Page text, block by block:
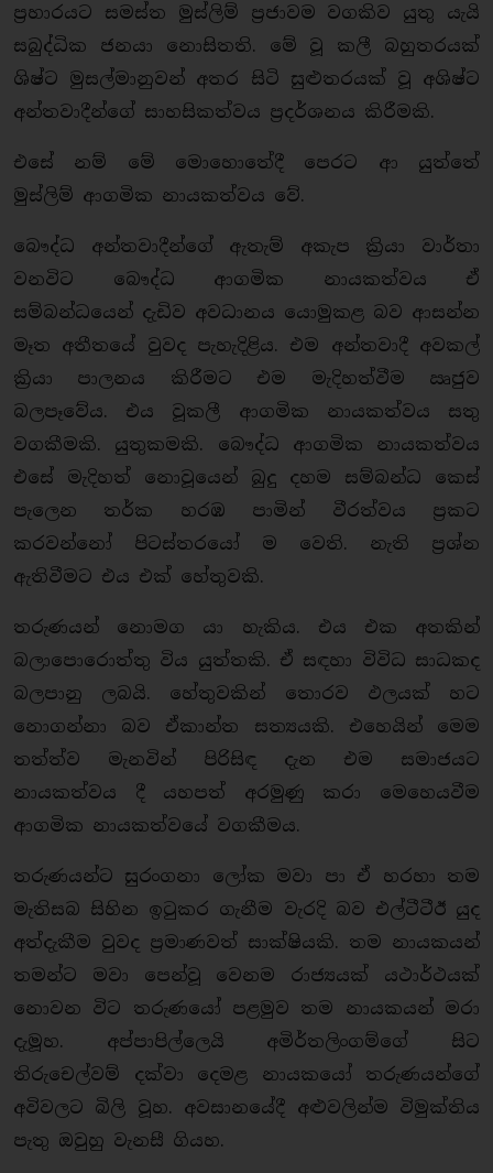
ප්‍රහාරයට සමස්ත මුස්ලිම් ප්‍රජාවම වගකිව යුතු යැයි
සබුද්ධික ජනයා නොසිතති. මේ වූ කලී බහුතරයක්
ශිෂ්ට මුසල්මානුවන් අතර සිටි සුළුතරයක් වූ අශිෂ්ට
අන්තවාදීන්ගේ සාහසිකත්වය ප්‍රදර්ශනය කිරීමකි.
එසේ නම් මේ මොහොතේදී පෙරට ආ යුත්තේ
මුස්ලිම් ආගමික නායකත්වය වේ.
බෞද්ධ අන්තවාදීන්ගේ ඇතැම් අකැප ක්‍රියා වාර්තා
වනවිට බෞද්ධ ආගමික නායකත්වය ඒ
සම්බන්ධයෙන් දැඩිව අවධානය යොමුකළ බව ආසන්න
මෑත අතීතයේ වුවද පැහැදිළිය. එම අන්තවාදී අවකල්
ක්‍රියා පාලනය කිරීමට එම මැදිහත්වීම ඍජුව
බලපෑවේය. එය වූකලී ආගමික නායකත්වය සතු
වගකීමකි. යුතුකමකි. බෞද්ධ ආගමික නායකත්වය
එසේ මැදිහත් නොවූයෙන් බුදු දහම සම්බන්ධ කෙස්
පැලෙන තර්ක හරඹ පාමින් වීරත්වය ප්‍රකට
කරවන්නෝ පිටස්තරයෝ ම වෙති. නැති ප්‍රශ්න
ඇතිවීමට එය එක් හේතුවකි.
තරුණයන් නොමග යා හැකිය. එය එක අතකින්
බලාපොරොත්තු විය යුත්තකි. ඒ සඳහා විවිධ සාධකද
බලපානු ලබයි. හේතුවකින් තොරව ඵලයක් හට
නොගන්නා බව ඒකාන්ත සත්‍යයකි. එහෙයින් මෙම
තත්ත්ව මැනවින් පිරිසිඳ දැන එම සමාජයට
නායකත්වය දී යහපත් අරමුණු කරා මෙහෙයවීම
ආගමික නායකත්වයේ වගකීමය.
තරුණයන්ට සුරංගනා ලෝක මවා පා ඒ හරහා තම
මැතිසබ සිහින ඉටුකර ගැනීම වැරදි බව එල්ටීටීඊ යුද
අත්දැකීම වුවද ප්‍රමාණවත් සාක්ෂියකි. තම නායකයන්
තමන්ට මවා පෙන්වූ වෙනම රාජ්‍යයක් යථාර්ථයක්
නොවන විට තරුණයෝ පළමුව තම නායකයන් මරා
දැමූහ. අප්පාපිල්ලෙයි අමිර්තලිංගම්ගේ සිට
තිරුචෙල්වම් දක්වා දෙමළ නායකයෝ තරුණයන්ගේ
අවිවලට බිලි වූහ. අවසානයේදී අළුවලින්ම විමුක්තිය
පැතු ඔවුහු වැනසී ගියහ.